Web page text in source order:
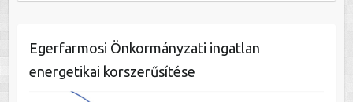
Egerfarmosi Önkormányzati ingatlan
energetikai korszerűsítése